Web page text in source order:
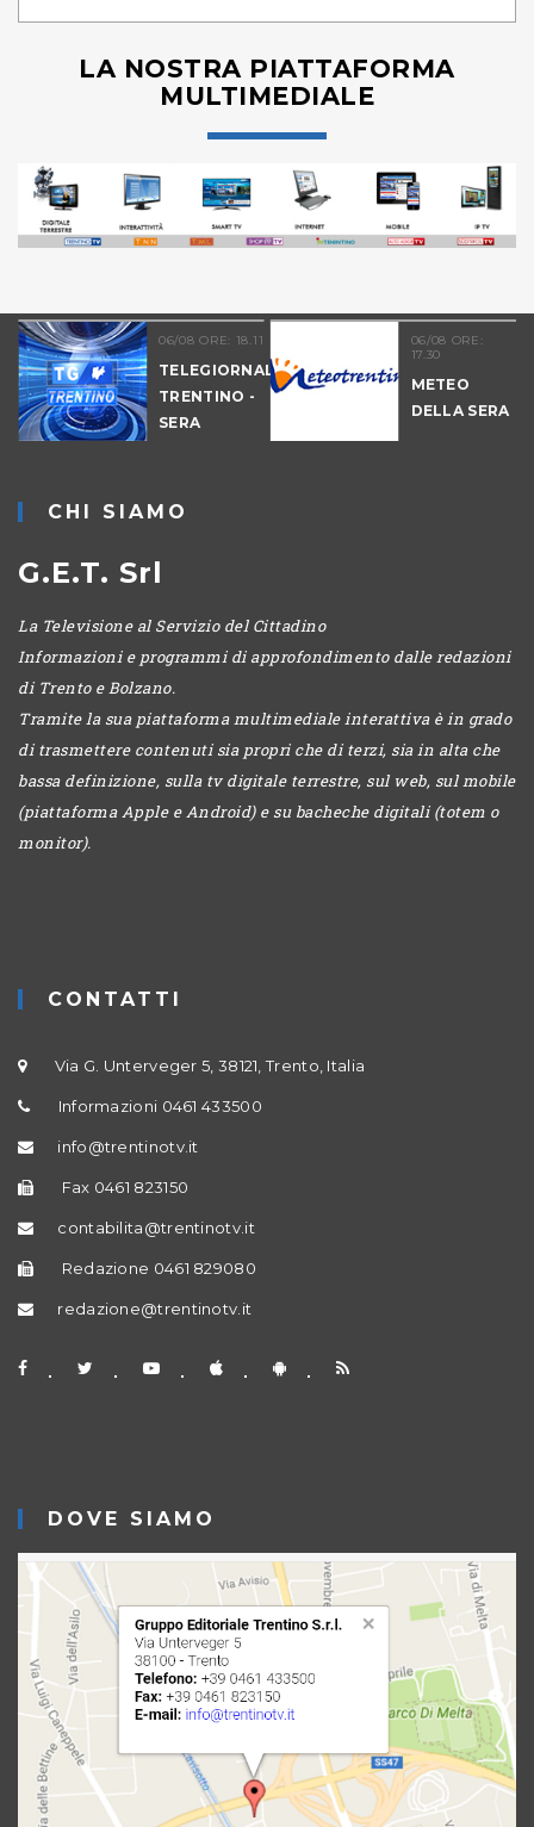
LA NOSTRA PIATTAFORMA
MULTIMEDIALE
06/08 ORE: 18.11
TELEGIORNALE
TRENTINO -
SERA
06/08 ORE:
17.30
METEO
DELLA SERA
CHI SIAMO
G.E.T. Srl
La Televisione al Servizio del Cittadino
Informazioni e programmi di approfondimento dalle redazioni
di Trento e Bolzano.
Tramite la sua piattaforma multimediale interattiva è in grado
di trasmettere contenuti sia propri che di terzi, sia in alta che
bassa definizione, sulla tv digitale terrestre, sul web, sul mobile
(piattaforma Apple e Android) e su bacheche digitali (totem o
monitor).
CONTATTI
Via G. Unterveger 5, 38121, Trento, Italia
Informazioni 0461 433500
info@trentinotv.it
Fax 0461 823150
contabilita@trentinotv.it
Redazione 0461 829080
redazione@trentinotv.it
DOVE SIAMO